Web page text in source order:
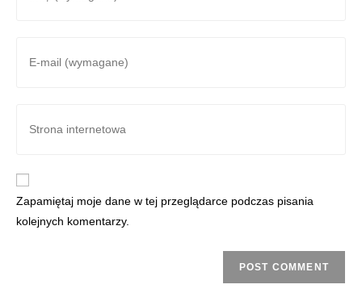
Zapamiętaj moje dane w tej przeglądarce podczas pisania
kolejnych komentarzy.